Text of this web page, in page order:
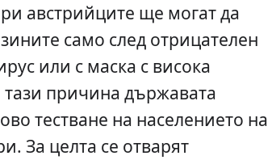
австрийците ще могат да
само след отрицателен
или с маска с висока
причина държавата
тестване на населението на
За целта се отварят